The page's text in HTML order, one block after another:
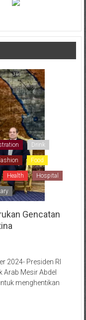
Drink
Food
Health Hospital
Gencatan
2024- Presiden RI
Arab Mesir Abdel
menghentikan